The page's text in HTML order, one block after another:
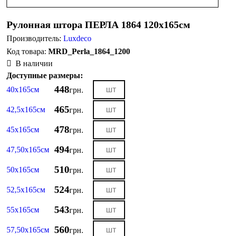
Рулонная штора ПЕРЛА 1864 120х165см
Производитель:Luxdeco
MRD_Perla_1864_1200
В наличии
Доступные размеры:
40х165см
448грн.
42,5х165см 465грн.
45х165см 478грн.
47,50х165см 494грн.
50х165см 510грн.
52,5х165см 524грн.
55х165см 543грн.
57,50х165см 560грн.